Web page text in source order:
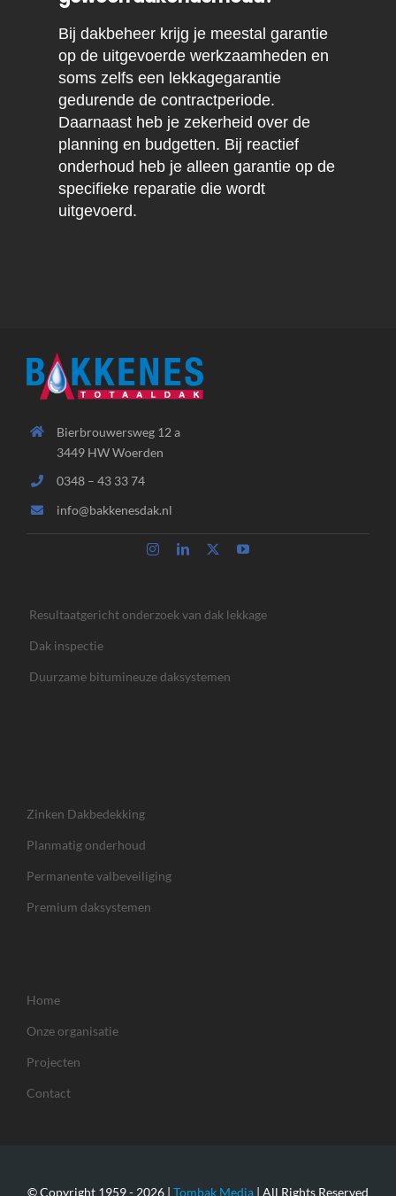
Bij dakbeheer krijg je meestal garantie
op de uitgevoerde werkzaamheden en
soms zelfs een lekkagegarantie
gedurende de contractperiode.
Daarnaast heb je zekerheid over de
planning en budgetten. Bij reactief
onderhoud heb je alleen garantie op de
specifieke reparatie die wordt
uitgevoerd.
Bierbrouwersweg 12 a
3449 HW Woerden
0348 – 43 33 74
info@bakkenesdak.nl
Resultaatgericht onderzoek van dak lekkage
Dak inspectie
Duurzame bitumineuze daksystemen
Zinken Dakbedekking
Planmatig onderhoud
Permanente valbeveiliging
Premium daksystemen
Home
Onze organisatie
Projecten
Contact
© Copyright 1959 - 2026 | Tombak Media | All Rights Reserved